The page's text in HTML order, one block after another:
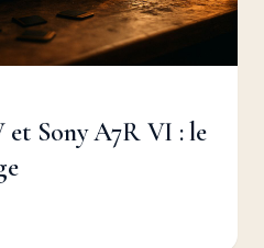
et Sony A7R VI : le